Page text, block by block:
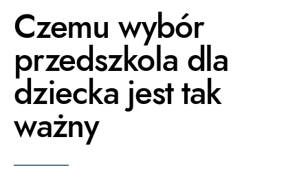
Czemu wybór
przedszkola dla
dziecka jest tak
ważny